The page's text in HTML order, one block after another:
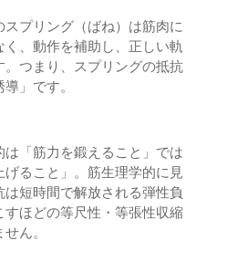
スプリング（ばね）は筋肉に
、動作を補助し、正しい軌
つまり、スプリングの抵抗
」です。
「筋力を鍛えること」では
ること」。筋生理学的に見
短時間で解放される弾性負
ほどの等尺性・等張性収縮
ん。